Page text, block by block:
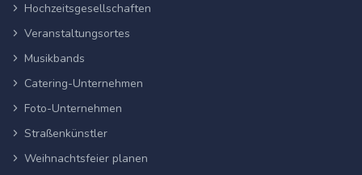
Hochzeitsgesellschaften
Veranstaltungsortes
Musikbands
Catering-Unternehmen
Foto-Unternehmen
Straßenkünstler
Weihnachtsfeier planen